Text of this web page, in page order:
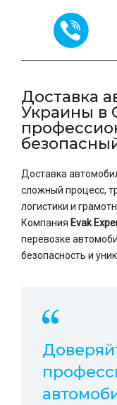
Доставка
Украины в
Доставка
сложный процесс,
логистики и
Компания Evak
перевозке
безопасность и